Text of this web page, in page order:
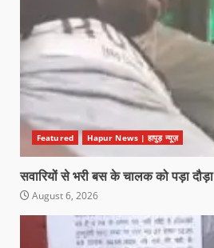
Featured Hapur News | हापुड़ न्यूज़
सवारियों से भरी बस के चालक को पड़ा दौड़ा
August 6, 2026